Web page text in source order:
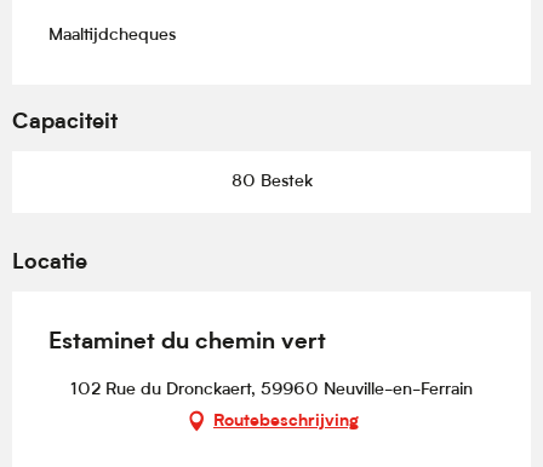
Maaltijdcheques
Capaciteit
80 Bestek
Locatie
Estaminet du chemin vert
102 Rue du Dronckaert, 59960 Neuville-en-Ferrain
Routebeschrijving